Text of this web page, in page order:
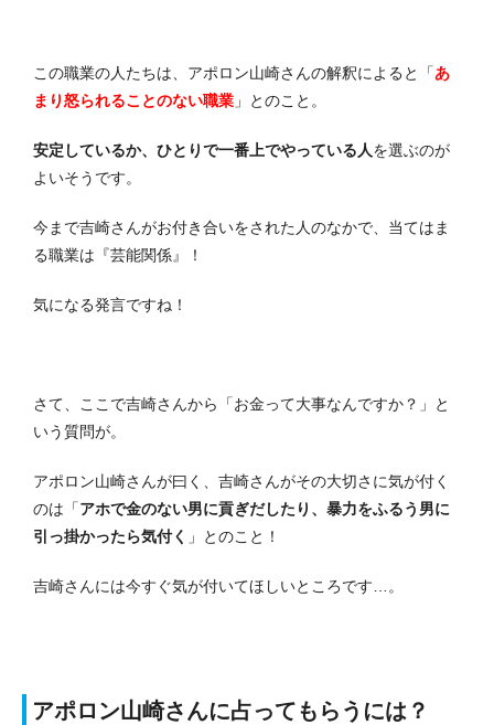
この職業の人たちは、アポロン山崎さんの解釈によると「あ
まり怒られることのない職業 」とのこと。
安定しているか、ひとりで一番上でやっている人を選ぶのが
よいそうです。
今まで吉崎さんがお付き合いをされた人のなかで、当てはま
る職業は『芸能関係』！
気になる発言ですね！
さて、ここで吉崎さんから「お金って大事なんですか？」と
いう質問が。
アポロン山崎さんが曰く、吉崎さんがその大切さに気が付く
のは「アホで金のない男に貢ぎだしたり、暴力をふるう男に
引っ掛かったら気付く 」とのこと！
吉崎さんには今すぐ気が付いてほしいところです…。
アポロン山崎さんに占ってもらうには？